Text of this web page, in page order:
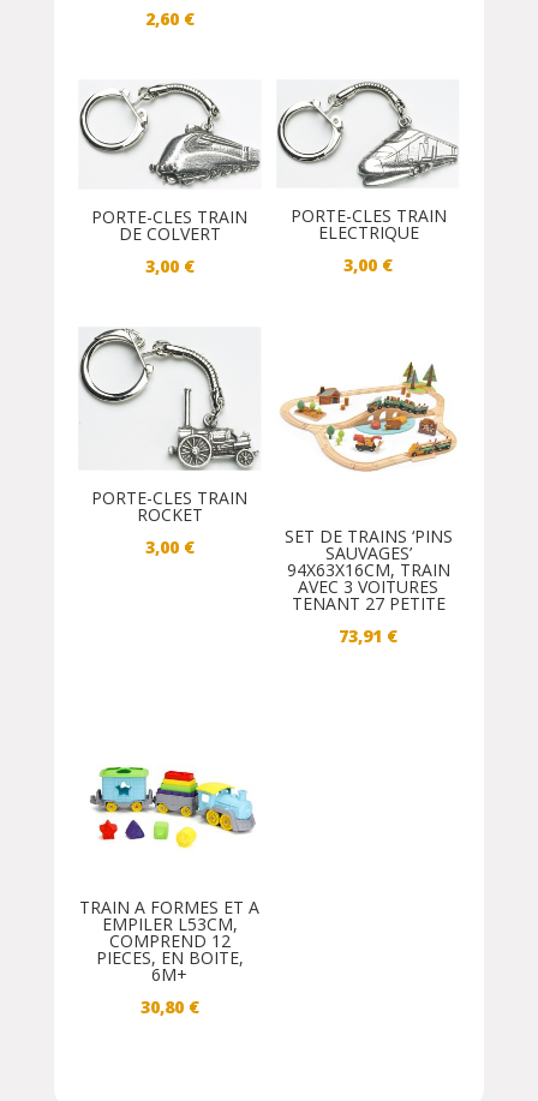
2,60 €
PORTE-CLES TRAIN
DE COLVERT
3,00 €
PORTE-CLES TRAIN
ELECTRIQUE
3,00 €
PORTE-CLES TRAIN
ROCKET
3,00 € SET DE TRAINS ‘PINS
SAUVAGES’
94X63X16CM, TRAIN
AVEC 3 VOITURES
TENANT 27 PETITE
73,91 €
TRAIN A FORMES ET A
EMPILER L53CM,
COMPREND 12
PIECES, EN BOITE,
6M+
30,80 €